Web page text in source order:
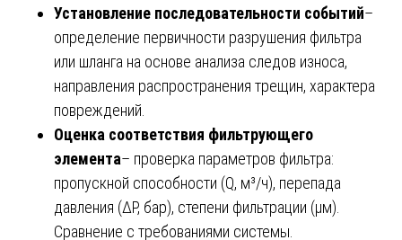
Установление последовательности событий–
определение первичности разрушения фильтра
или шланга на основе анализа следов износа,
направления распространения трещин, характера
повреждений.
Оценка соответствия фильтрующего
элемента– проверка параметров фильтра:
пропускной способности (Q, м³/ч), перепада
давления (ΔP, бар), степени фильтрации (μм).
Сравнение с требованиями системы.